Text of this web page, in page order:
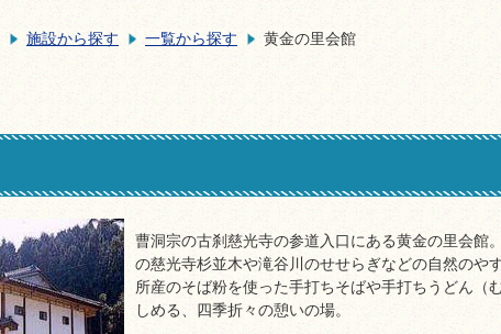
施設から探す 一覧から探す 黄金の里会館
曹洞宗の古刹慈光寺の参道入口にある黄金の里会館
の慈光寺杉並木や滝谷川のせせらぎなどの自然のや
所産のそば粉を使った手打ちそばや手打ちうどん（
しめる、四季折々の憩いの場。